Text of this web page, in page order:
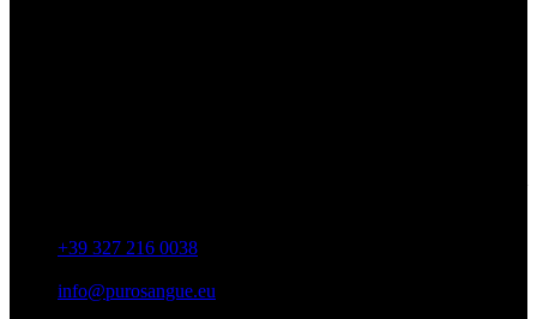
+39 327 216 0038
info@purosangue.eu